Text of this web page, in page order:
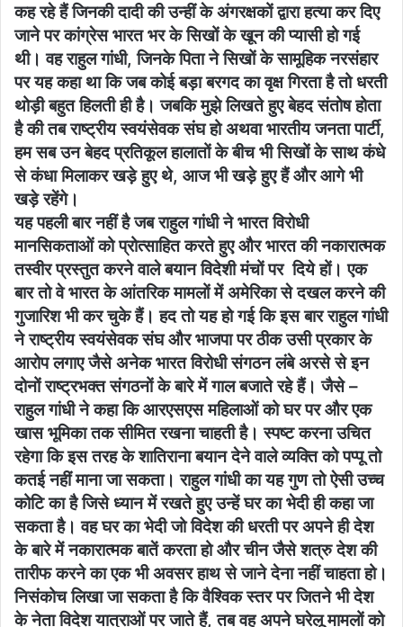
कह रहे हैं जिनकी दादी की उन्हीं के अंगरक्षकों द्वारा हत्या कर दिए
जाने पर कांग्रेस भारत भर के सिखों के खून की प्यासी हो गई
थी। वह राहुल गांधी, जिनके पिता ने सिखों के सामूहिक नरसंहार
पर यह कहा था कि जब कोई बड़ा बरगद का वृक्ष गिरता है तो धरती
थोड़ी बहुत हिलती ही है। जबकि मुझे लिखते हुए बेहद संतोष होता
है की तब राष्ट्रीय स्वयंसेवक संघ हो अथवा भारतीय जनता पार्टी,
हम सब उन बेहद प्रतिकूल हालातों के बीच भी सिखों के साथ कंधे
से कंधा मिलाकर खड़े हुए थे, आज भी खड़े हुए हैं और आगे भी
खड़े रहेंगे।
यह पहली बार नहीं है जब राहुल गांधी ने भारत विरोधी
मानसिकताओं को प्रोत्साहित करते हुए और भारत की नकारात्मक
तस्वीर प्रस्तुत करने वाले बयान विदेशी मंचों पर दिये हों। एक
बार तो वे भारत के आंतरिक मामलों में अमेरिका से दखल करने की
गुजारिश भी कर चुके हैं। हद तो यह हो गई कि इस बार राहुल गांधी
ने राष्ट्रीय स्वयंसेवक संघ और भाजपा पर ठीक उसी प्रकार के
आरोप लगाए जैसे अनेक भारत विरोधी संगठन लंबे अरसे से इन
दोनों राष्ट्रभक्त संगठनों के बारे में गाल बजाते रहे हैं। जैसे –
राहुल गांधी ने कहा कि आरएसएस महिलाओं को घर पर और एक
खास भूमिका तक सीमित रखना चाहती है। स्पष्ट करना उचित
रहेगा कि इस तरह के शातिराना बयान देने वाले व्यक्ति को पप्पू तो
कतई नहीं माना जा सकता। राहुल गांधी का यह गुण तो ऐसी उच्च
कोटि का है जिसे ध्यान में रखते हुए उन्हें घर का भेदी ही कहा जा
सकता है। वह घर का भेदी जो विदेश की धरती पर अपने ही देश
के बारे में नकारात्मक बातें करता हो और चीन जैसे शत्रु देश की
तारीफ करने का एक भी अवसर हाथ से जाने देना नहीं चाहता हो।
निसंकोच लिखा जा सकता है कि वैश्विक स्तर पर जितने भी देश
के नेता विदेश यात्राओं पर जाते हैं, तब वह अपने घरेलू मामलों को